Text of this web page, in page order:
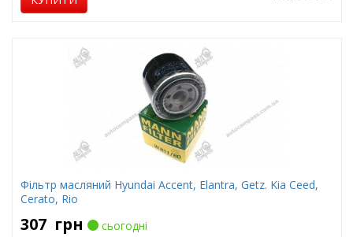
Фільтр масляний Hyundai Accent, Elantra, Getz. Kia Ceed,
Cerato, Rio
307 грн
сьогодні